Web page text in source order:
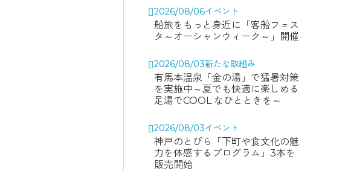
2026/08/06イベント
船旅をもっと身近に「客船フェス
タ～オーシャンウィーク～」開催
2026/08/03新たな取組み
有馬本温泉「金の湯」で猛暑対策
を実施中～夏でも快適に楽しめる
足湯でCOOL なひとときを～
2026/08/03イベント
神戸のとびら「下町や食文化の魅
力を体感するプログラム」3本を
販売開始